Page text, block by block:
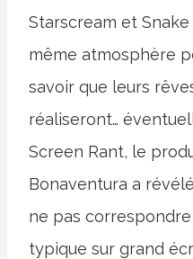
Starscream et
même atmosphère
savoir que leurs
réaliseront…
Screen Rant, le
Bonaventura a
ne pas
typique sur grand